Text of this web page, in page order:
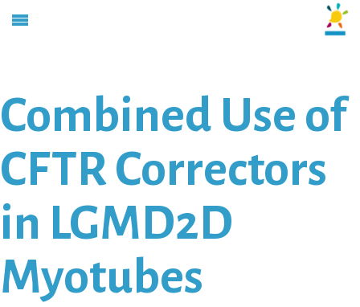
Combined Use of
CFTR Correctors
in LGMD2D
Myotubes